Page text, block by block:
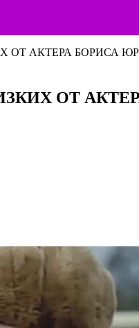
ОТ АКТЕРА БОРИСА
ОТ